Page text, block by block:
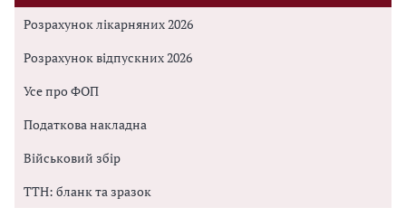
Розрахунок лікарняних 2026
Розрахунок відпускних 2026
Усе про ФОП
Податкова накладна
Військовий збір
ТТН: бланк та зразок